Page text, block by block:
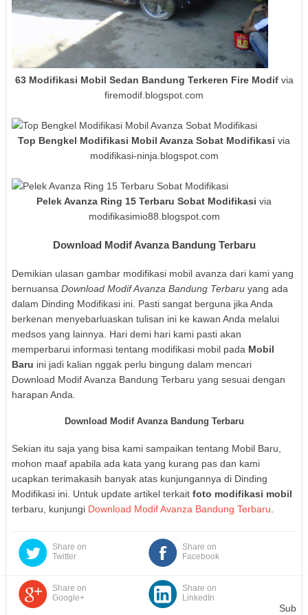
63 Modifikasi Mobil Sedan Bandung Terkeren Fire Modifvia
firemodif.blogspot.com
Top Bengkel Modifikasi Mobil Avanza Sobat Modifikasi via
modifikasi-ninja.blogspot.com
Pelek Avanza Ring 15 Terbaru Sobat Modifikasi via
modifikasimio88.blogspot.com
Download Modif Avanza Bandung Terbaru
Demikian ulasan gambar modifikasi mobil avanza dari kami yang
bernuansa Download Modif Avanza Bandung Terbaru yang ada
dalam Dinding Modifikasi ini. Pasti sangat berguna jika Anda
berkenan menyebarluaskan tulisan ini ke kawan Anda melalui
medsos yang lainnya. Hari demi hari kami pasti akan
memperbarui informasi tentang modifikasi mobil pada Mobil
Baru ini jadi kalian nggak perlu bingung dalam mencari
Download Modif Avanza Bandung Terbaru yang sesuai dengan
harapan Anda.
Download Modif Avanza Bandung Terbaru
Sekian itu saja yang bisa kami sampaikan tentang Mobil Baru,
mohon maaf apabila ada kata yang kurang pas dan kami
ucapkan terimakasih banyak atas kunjungannya di Dinding
Modifikasi ini. Untuk update artikel terkait foto modifikasi mobil
terbaru, kunjungi Download Modif Avanza Bandung Terbaru
Share on
Facebook
Share on
Twitter
Share on
Google+
Share on
LinkedIn
Sub